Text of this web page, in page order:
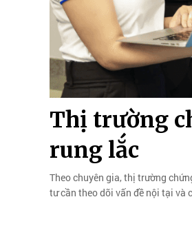
Thị trường
rung lắc
Theo chuyên gia, thị trường
tư cần theo dõi vấn đề nội tại và